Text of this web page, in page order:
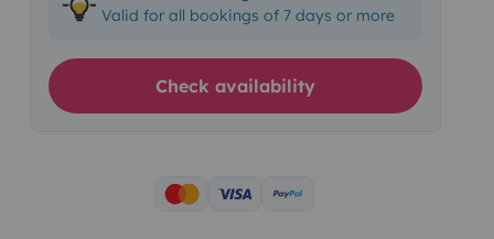
Valid for all bookings of 7 days or more
Check availability